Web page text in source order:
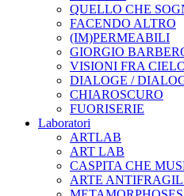
QUELLO CHE
FACENDO ALTRO
(IM)PERMEABILI
GIORGIO
VISIONI FRA
DIALOGE /
CHIAROSCURO
FUORISERIE
Laboratori
ARTLAB
ART LAB
CASPITA CHE
ARTE